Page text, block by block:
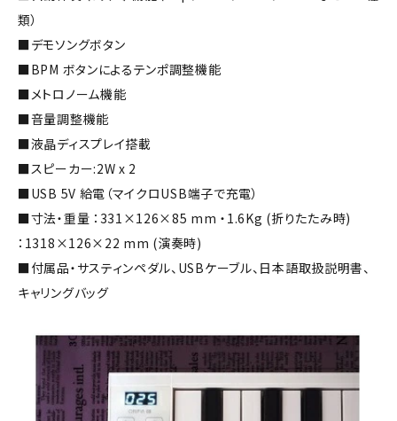
類）
■デモソングボタン
■BPM ボタンによるテンポ調整機能
■メトロノーム機能
■音量調整機能
■液晶ディスプレイ搭載
■スピーカー:2W x 2
■USB 5V 給電（マイクロUSB端子で充電）
■寸法・重量 ：331×126×85 mm ・1.6Kg (折りたたみ時)
：1318×126×22 mm (演奏時)
■付属品・サスティンペダル、USBケーブル、日本語取扱説明書、
キャリングバッグ